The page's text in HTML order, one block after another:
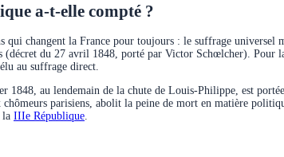
a-t-elle compté ?
qui changent la France pour toujours : le suffrage
(décret du 27 avril 1848, porté par Victor Schœlcher).
au suffrage direct.
1848, au lendemain de la chute de Louis-Philippe, est
parisiens, abolit la peine de mort en matière
la IIIe République.